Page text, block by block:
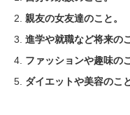
親友の女友達のこと。
進学や就職など将来の
ファッションや趣味の
ダイエットや美容のこと